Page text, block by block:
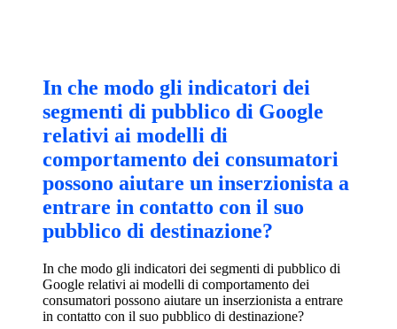
In che modo gli indicatori dei
segmenti di pubblico di Google
relativi ai modelli di
comportamento dei consumatori
possono aiutare un inserzionista a
entrare in contatto con il suo
pubblico di destinazione?
In che modo gli indicatori dei segmenti di pubblico di
Google relativi ai modelli di comportamento dei
consumatori possono aiutare un inserzionista a entrare
in contatto con il suo pubblico di destinazione?